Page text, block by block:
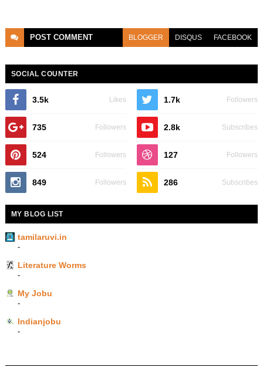
POST COMMENT BLOGGER DISQUS FACEBOOK
SOCIAL COUNTER
3.5k Likes 1.7k Followers
735 Followers 2.8k Subscribes
524 Followers 127 Followers
849 Followers 286 Subscribes
MY BLOG LIST
tamilaruvi.in
-
Literature Worms
-
My Jobu
-
Indianjobu
-